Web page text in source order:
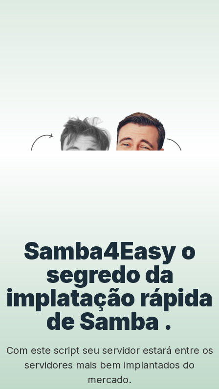
Samba4Easy o
segredo da
implatação rápida
de Samba .
Com este script seu servidor estará entre os
servidores mais bem implantados do
mercado.